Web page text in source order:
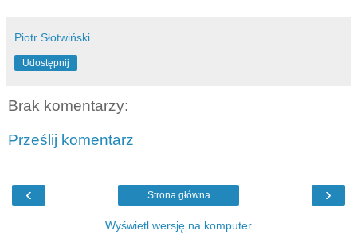
Piotr Słotwiński
Udostępnij
Brak komentarzy:
Prześlij komentarz
‹ ›
Strona główna
Wyświetl wersję na komputer